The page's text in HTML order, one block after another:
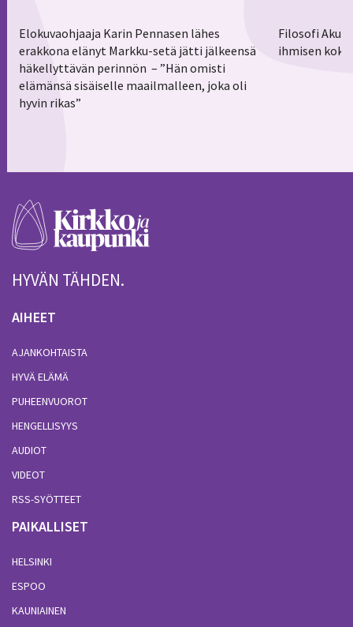
Elokuvaohjaaja Karin Pennasen lähes
erakkona elänyt Markku-setä jätti jälkeensä
häkellyttävän perinnön – ”Hän omisti
elämänsä sisäiselle maailmalleen, joka oli
hyvin rikas”
Filosofi Aku
ihmisen
HYVÄN TÄHDEN.
AIHEET
AJANKOHTAISTA
HYVÄ ELÄMÄ
PUHEENVUOROT
HENGELLISYYS
AUDIOT
VIDEOT
RSS-SYÖTTEET
PAIKALLISET
HELSINKI
ESPOO
KAUNIAINEN